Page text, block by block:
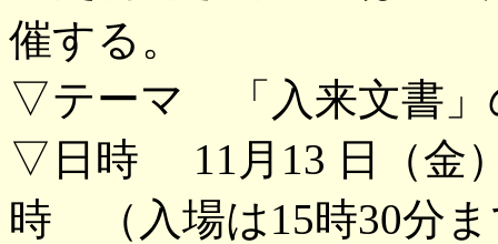
催する。
▽テーマ 「入来文書」
▽日時 11月13 日（金
時 （入場は15時30分